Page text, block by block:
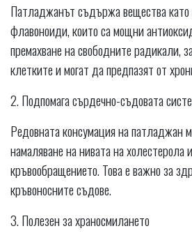
Патладжанът съдържа вещества като
флавоноиди, които са мощни
премахване на свободните радикали,
клетките и могат да предпазят от
2. Подпомага сърдечно-съдовата
Редовната консумация на патладжан
намаляване на нивата на холестерола
кръвообращението. Това е важно за
кръвоносните съдове.
3. Полезен за храносмилането